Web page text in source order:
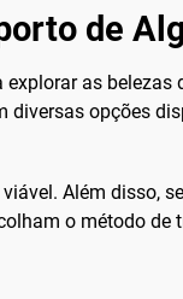
de
as
opções
Além disso,
o método de